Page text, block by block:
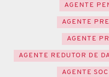
AGENTE
AGENTE
AGENTE
AGENTE REDUTOR DE
AGENTE